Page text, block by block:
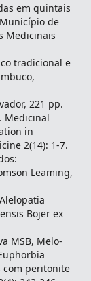
em quintais
de
Medicinais
tradicional e
221 pp.
Medicinal
in
2(14): 1-7.
Leaming,
Bojer ex
MSB, Melo-
com peritonite